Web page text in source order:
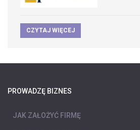
CZYTAJ WIĘCEJ
PROWADZĘ BIZNES
JAK ZAŁOŻYĆ FIRMĘ